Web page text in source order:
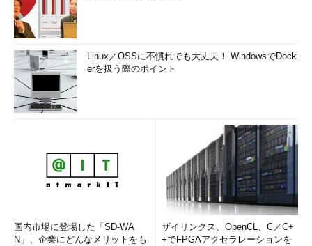
Linux／OSSに不慣れでも大丈夫！ WindowsでDock
erを扱う際のポイント
国内市場に登場した「SD-WA
N」、企業にどんなメリットをも
ザイリンクス、OpenCL、C／C+
+でFPGAアクセラレーションを